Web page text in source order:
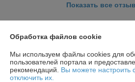
Показать все
О нас
Контакты
Обработка файлов cookie
Мы используем файлы cookies для
пользователей портала и
рекомендаций. Вы можете настроить
отключить их.